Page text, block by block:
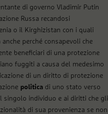
di governo Vladimir Putin
Russa recandosi
o il Kirghizistan con i quali
perché consapevoli che
beneficiari di una protezione
fuggiti a causa del medesimo
di un diritto di protezione
politica di uno stato verso
singolo individuo e ai diritti che gli
di sua provenienza se non